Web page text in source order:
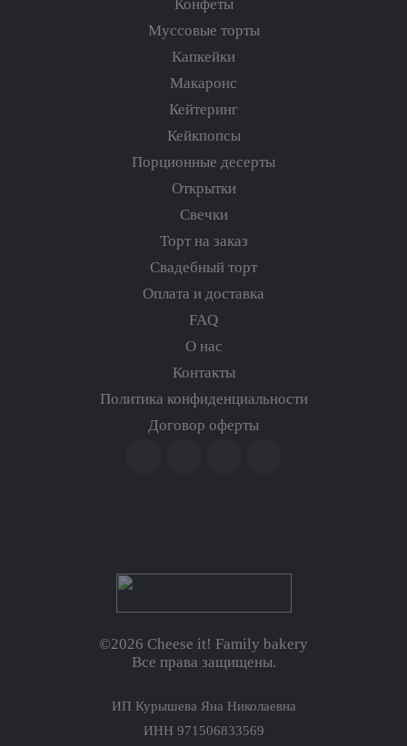
©2026 Cheese it! Family bakery
Все права защищены.
ИП Курышева Яна Николаевна
ИНН 971506833569
Конфеты
Муссовые торты
Капкейки
Макаронс
Кейтеринг
Кейкпопсы
Порционные десерты
Открытки
Свечки
Торт на заказ
Свадебный торт
Оплата и доставка
FAQ
О нас
Контакты
Политика конфиденциальности
Договор оферты